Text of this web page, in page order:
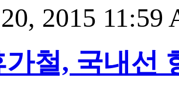
2015 11:59
가철, 국내선